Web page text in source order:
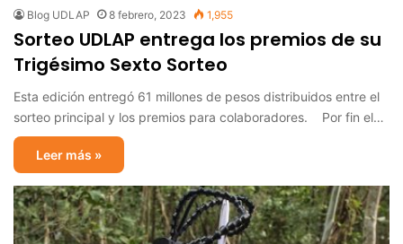
Blog UDLAP 8 febrero, 2023 1,955
Sorteo UDLAP entrega los premios de su
Trigésimo Sexto Sorteo
Esta edición entregó 61 millones de pesos distribuidos entre el
sorteo principal y los premios para colaboradores. Por fin el…
Leer más »